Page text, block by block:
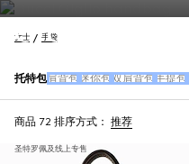
女士 手袋
托特包肩背包 迷你包 双肩背包 手提包
商品 72 排序方式： 推荐
圣特罗佩及线上专售